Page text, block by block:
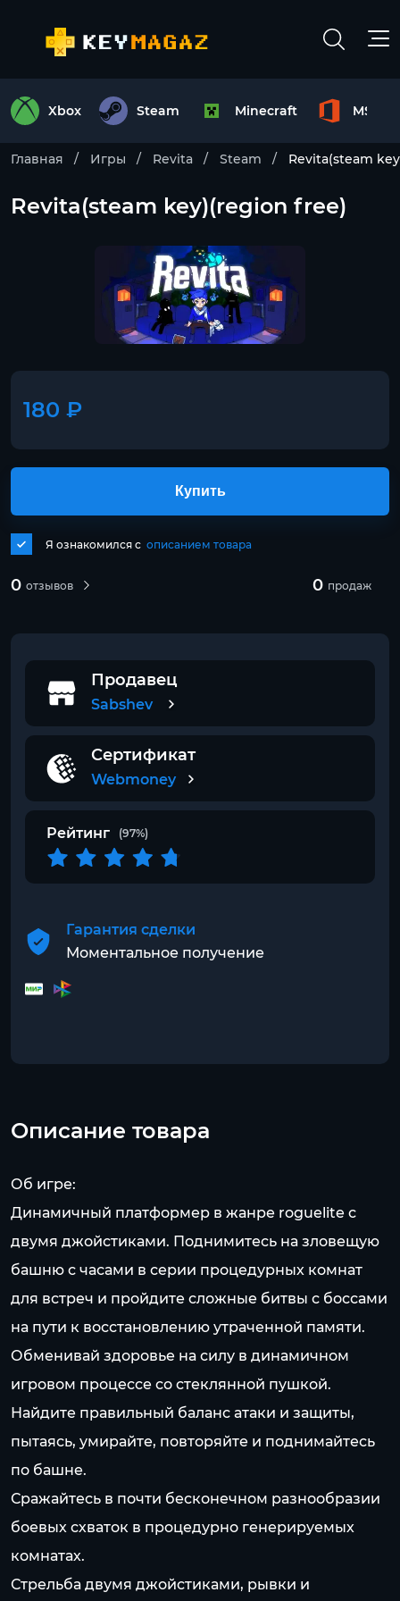
Xbox Steam Minecraft MS
Главная Игры Revita Steam Revita(steam
Revita(steam key)(region free)
180 ₽
0 отзывов 0 продаж
Я ознакомился с описанием товара
Купить
Продавец
Sabshev
Сертификат
Webmoney
Рейтинг (97%)
Гарантия сделки
Моментальное получение
Описание товара
Об игре:
Динамичный платформер в жанре roguelite с
двумя джойстиками. Поднимитесь на зловещую
башню с часами в серии процедурных комнат
для встреч и пройдите сложные битвы с боссами
на пути к восстановлению утраченной памяти.
Обменивай здоровье на силу в динамичном
игровом процессе со стеклянной пушкой.
Найдите правильный баланс атаки и защиты,
пытаясь, умирайте, повторяйте и поднимайтесь
по башне.
Сражайтесь в почти бесконечном разнообразии
боевых схваток в процедурно генерируемых
комнатах.
Стрельба двумя джойстиками, рывки и